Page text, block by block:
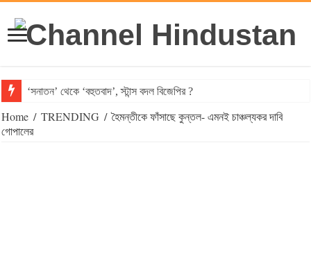
‘সনাতন’ থেকে ‘বহুতবাদ’, স্টান্স বদল বিজেপির ?
Home / TRENDING / হৈমন্তীকে ফাঁসাছে কুন্তল- এমনই চাঞ্চল্যকর দাবি
গোপালের